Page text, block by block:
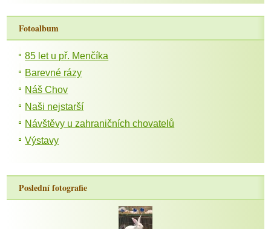
Fotoalbum
85 let u př. Menčíka
Barevné rázy
Náš Chov
Naši nejstarší
Návštěvy u zahraničních chovatelů
Výstavy
Poslední fotografie